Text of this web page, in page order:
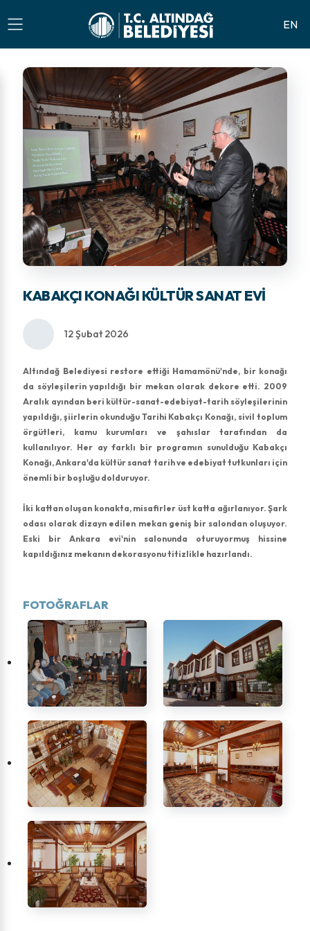
EN
KABAKÇI KONAĞI KÜLTÜR SANAT EVİ
12 Şubat 2026
Altındağ Belediyesi restore ettiği Hamamönü'nde, bir konağı
da söyleşilerin yapıldığı bir mekan olarak dekore etti. 2009
Aralık ayından beri kültür-sanat-edebiyat-tarih söyleşilerinin
yapıldığı, şiirlerin okunduğu Tarihi Kabakçı Konağı, sivil toplum
örgütleri, kamu kurumları ve şahıslar tarafından da
kullanılıyor. Her ay farklı bir programın sunulduğu Kabakçı
Konağı, Ankara'da kültür sanat tarih ve edebiyat tutkunları için
önemli bir boşluğu dolduruyor.
İki kattan oluşan konakta, misafirler üst katta ağırlanıyor. Şark
odası olarak dizayn edilen mekan geniş bir salondan oluşuyor.
Eski bir Ankara evi'nin salonunda oturuyormuş hissine
kapıldığınız mekanın dekorasyonu titizlikle hazırlandı.
FOTOĞRAFLAR